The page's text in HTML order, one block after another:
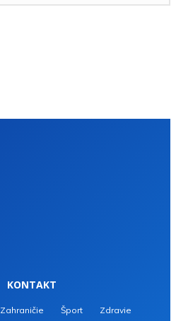
KONTAKT
Zahraničie Šport
Zdravie